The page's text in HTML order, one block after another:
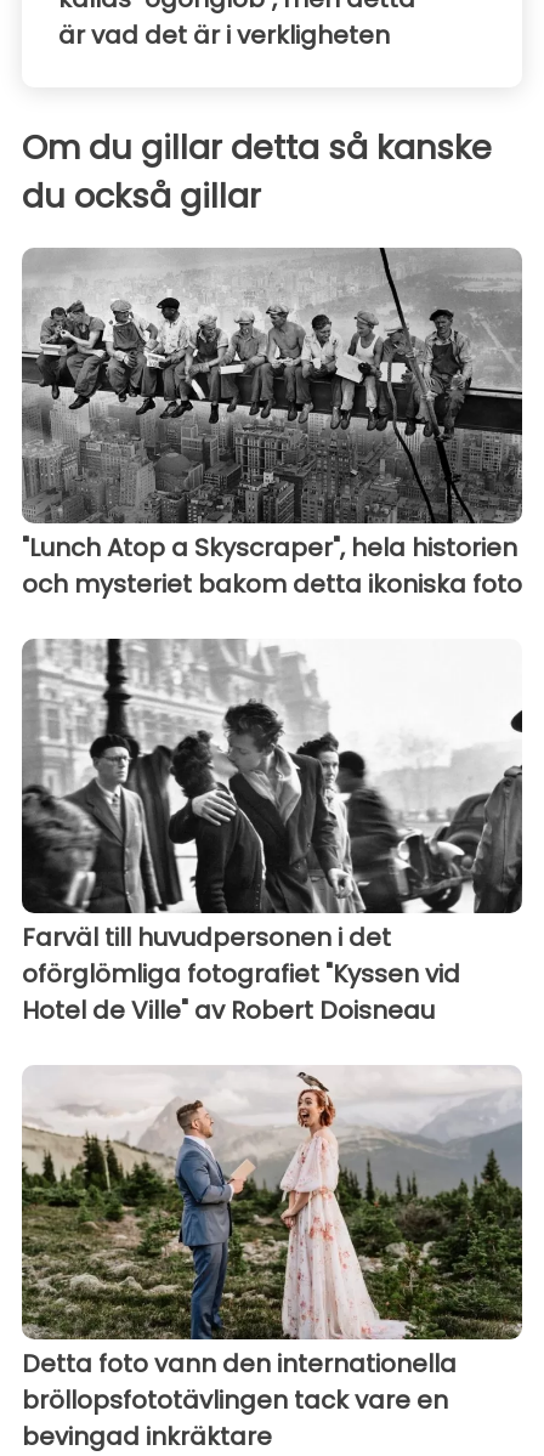
är vad det är i verkligheten
Om du gillar detta så kanske
du också gillar
"Lunch Atop a Skyscraper", hela historien
och mysteriet bakom detta ikoniska foto
Farväl till huvudpersonen i det
oförglömliga fotografiet "Kyssen vid
Hotel de Ville" av Robert Doisneau
Detta foto vann den internationella
bröllopsfototävlingen tack vare en
bevingad inkräktare